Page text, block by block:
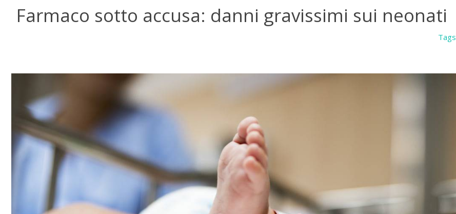
Farmaco sotto accusa: danni gravissimi sui neonati
Tags